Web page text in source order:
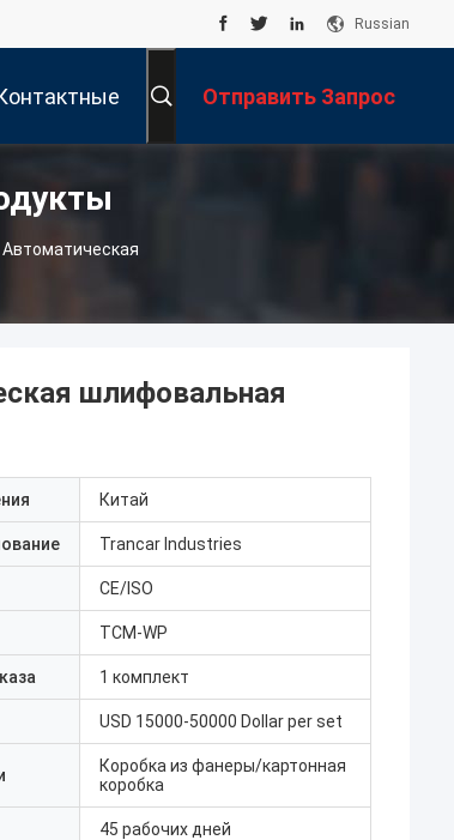
Russian
Данные
Отправить Запрос
шлифовальная
Китай
Trancar Industries
CE/ISO
TCM-WP
1 комплект
USD 15000-50000 Dollar per set
Коробка из фанеры/картонная
коробка
45 рабочих дней